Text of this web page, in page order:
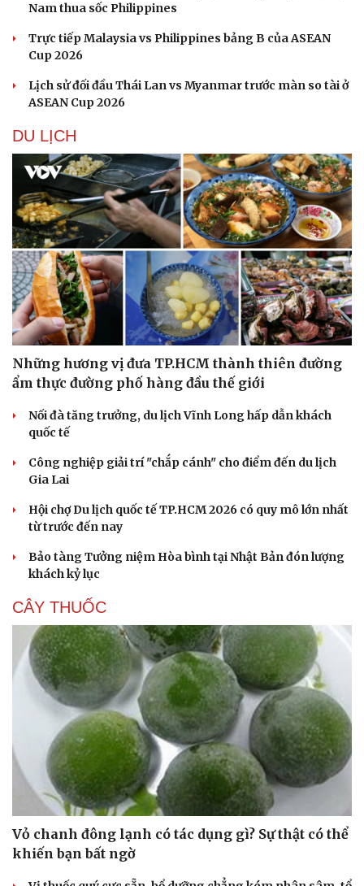
Văn hóa
Sân khấu - Điện ảnh
Âm nhạc
Di sản
Giải trí
Nghệ sĩ
Sao Việt
Nam thua sốc Philippines
Trực tiếp Malaysia vs Philippines bảng B của ASEAN
Cup 2026
Lịch sử đối đầu Thái Lan vs Myanmar trước màn so tài ở
ASEAN Cup 2026
DU LỊCH
Những hương vị đưa TP.HCM thành thiên đường
ẩm thực đường phố hàng đầu thế giới
Nối đà tăng trưởng, du lịch Vĩnh Long hấp dẫn khách
quốc tế
Công nghiệp giải trí "chắp cánh" cho điểm đến du lịch
Gia Lai
Hội chợ Du lịch quốc tế TP.HCM 2026 có quy mô lớn nhất
từ trước đến nay
Bảo tàng Tưởng niệm Hòa bình tại Nhật Bản đón lượng
khách kỷ lục
CÂY THUỐC
Vỏ chanh đông lạnh có tác dụng gì? Sự thật có thể
khiến bạn bất ngờ